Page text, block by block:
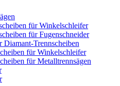
für Winkelschleifer
für Fugenschneider
Diamant-Trennscheiben
für Winkelschleifer
für Metalltrennsägen